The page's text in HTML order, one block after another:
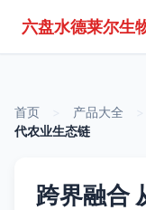
首页 产品大全
代农业生态链
跨界融合